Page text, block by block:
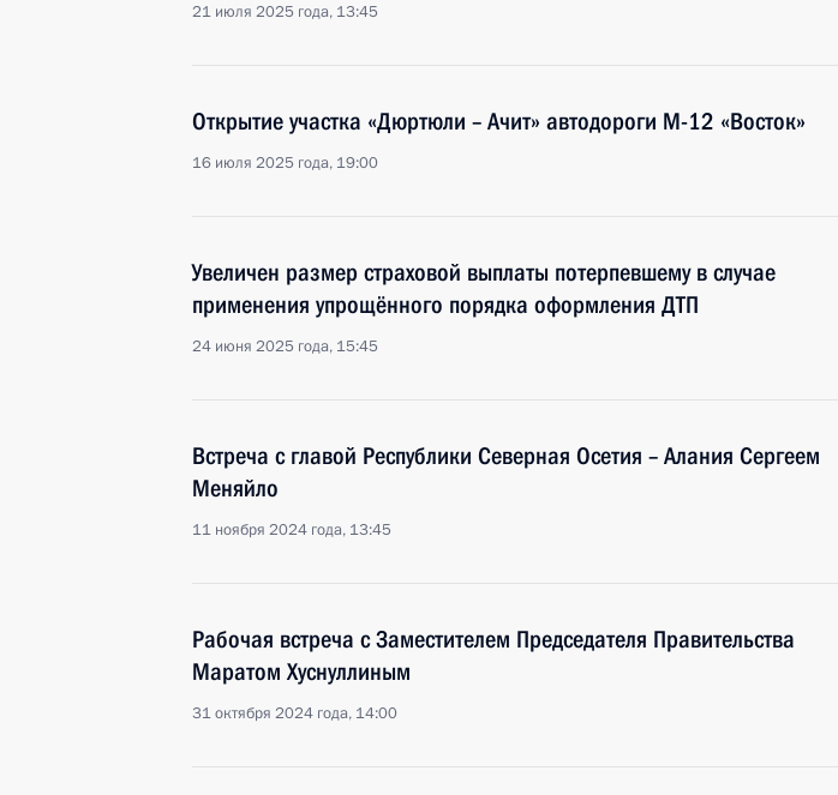
21 июля 2025 года, 13:45
Открытие участка «Дюртюли – Ачит» автодороги М-12 «Восток»
16 июля 2025 года, 19:00
Увеличен размер страховой выплаты потерпевшему в случае
применения упрощённого порядка оформления ДТП
24 июня 2025 года, 15:45
Встреча с главой Республики Северная Осетия – Алания Сергеем
Меняйло
11 ноября 2024 года, 13:45
Рабочая встреча с Заместителем Председателя Правительства
Маратом Хуснуллиным
31 октября 2024 года, 14:00